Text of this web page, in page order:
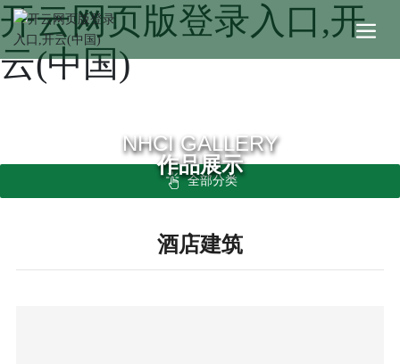
开云网页版登录入口,开
云(中国)
NHCI GALLERY
作品展示
全部分类
酒店建筑